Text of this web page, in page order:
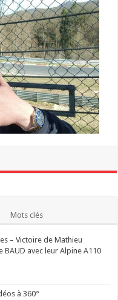
Mots clés
– Victoire de Mathieu
BAUD avec leur Alpine A110
à 360°